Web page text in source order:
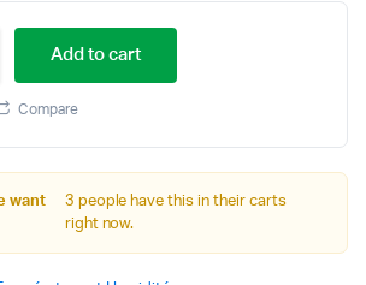
Add to cart
Compare
want
3 people have this in their carts
right now.